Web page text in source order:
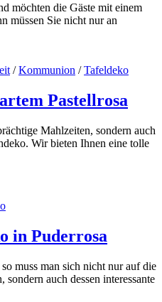
möchten die Gäste mit einem
müssen Sie nicht nur an
/Kommunion /Tafeldeko
Pastellrosa
Mahlzeiten, sondern auch
Wir bieten Ihnen eine tolle
in Puderrosa
muss man sich nicht nur auf die
sondern auch dessen interessante